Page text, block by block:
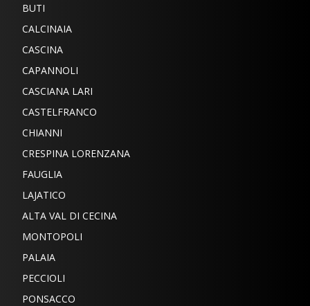
BUTI
CALCINAIA
CASCINA
CAPANNOLI
CASCIANA LARI
CASTELFRANCO
CHIANNI
CRESPINA LORENZANA
FAUGLIA
LAJATICO
ALTA VAL DI CECINA
MONTOPOLI
PALAIA
PECCIOLI
PONSACCO